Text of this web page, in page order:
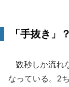
「手抜き」
数秒しか流れ
なっている。2